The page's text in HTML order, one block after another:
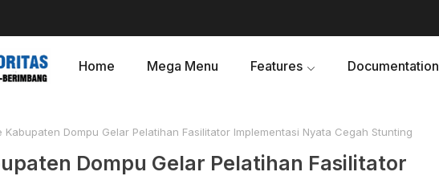
Home Mega Menu Features Documentation
Kabupaten Dompu Gelar Pelatihan Fasilitator Implementasi Nyata Cegah Stunting
Dompu Gelar Pelatihan Fasilitator